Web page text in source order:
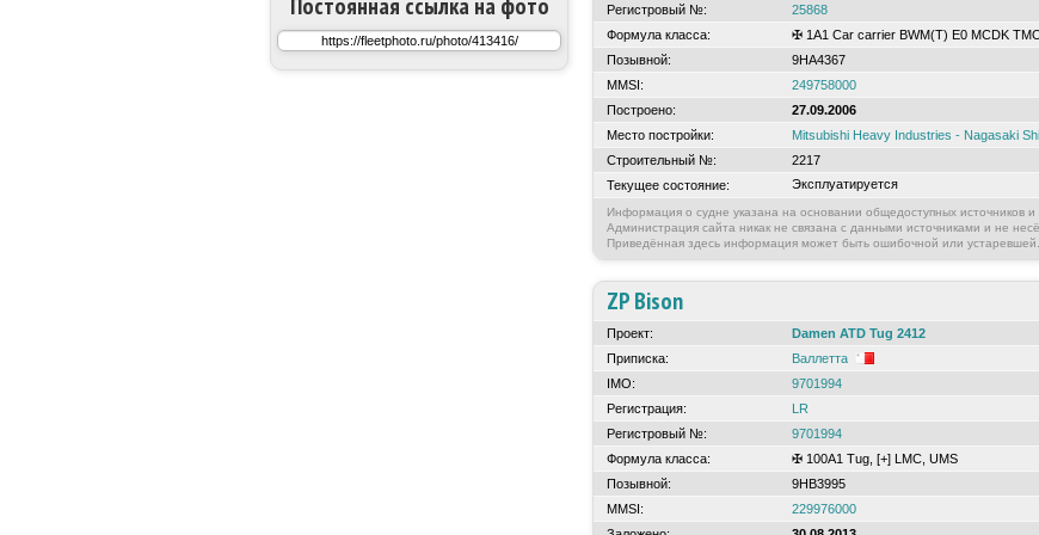
Регистровый №:
25868
Формула класса:
✠ 1A1 Car carrier BWM(T) E0 MCDK
Позывной:
9HA4367
MMSI:
249758000
Построено:
27.09.2006
Место постройки:
Mitsubishi Heavy Industries - Nagasaki
Строительный №:
2217
Текущее состояние:
Эксплуатируется
Информация о судне указана на основании общедоступных источников
Администрация сайта никак не связана с данными источниками и не
Приведённая здесь информация может быть ошибочной или устаревшей.
ZP Bison
Проект:
Damen ATD Tug 2412
Приписка:
Валлетта
IMO:
9701994
Регистрация:
LR
Регистровый №:
9701994
Формула класса:
✠ 100A1 Tug, [+] LMC, UMS
Позывной:
9HB3995
MMSI:
229976000